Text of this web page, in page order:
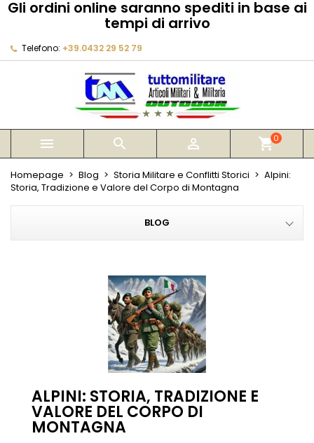
Gli ordini online saranno spediti in base ai
tempi di arrivo
Telefono: +39.0432 29 52 79
   shopping_cart0
Homepage Blog Storia Militare e Conflitti Storici
Alpini:
Storia, Tradizione e Valore del Corpo di Montagna
BLOG
ALPINI: STORIA, TRADIZIONE E
VALORE DEL CORPO DI
MONTAGNA
My wishlists
add_circle_outline Create new list
((modalTitle))
((confirmMessage))
((cancelText)) ((modalDeleteText))
Crea lista dei desideri
Annulla Crea lista dei desideri
Devi avere effettuato l'accesso per salvare dei
prodotti nella tua lista dei desideri.
Annulla